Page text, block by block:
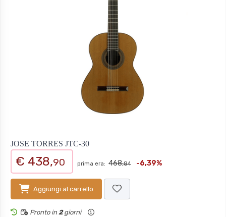
JOSE TORRES JTC-30
€ 438,90 prima era: 468,84 -6,39%
Aggiungi al carrello
Pronto in 2giorni